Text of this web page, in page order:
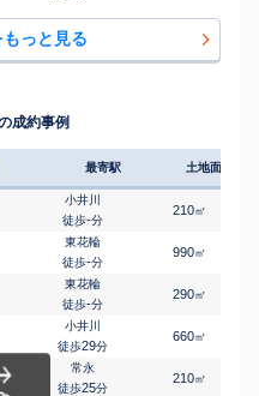
っと見る
成約事例
最寄駅 土地面積
小井川
徒歩-分
210㎡
東花輪
徒歩-分
990㎡
東花輪
徒歩-分
290㎡
小井川
徒歩29分
660㎡
常永
徒歩25分
210㎡